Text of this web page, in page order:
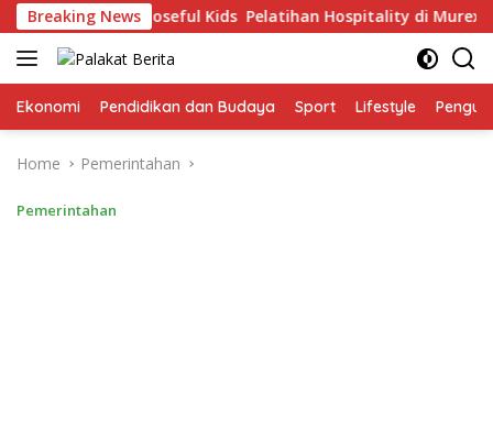
Skip
to
content
Breaking News
Anak The Purposeful Kids Pelatihan Hospitality di Murex
Ekonomi Pendidikan dan Budaya Sport Lifestyle
Home Pemerintahan
Pemerintahan